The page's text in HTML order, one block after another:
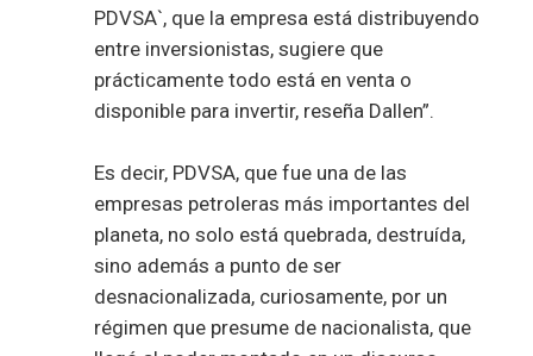
PDVSA`, que la empresa está distribuyendo
entre inversionistas, sugiere que
prácticamente todo está en venta o
disponible para invertir, reseña Dallen”.
Es decir, PDVSA, que fue una de las
empresas petroleras más importantes del
planeta, no solo está quebrada, destruída,
sino además a punto de ser
desnacionalizada, curiosamente, por un
régimen que presume de nacionalista, que